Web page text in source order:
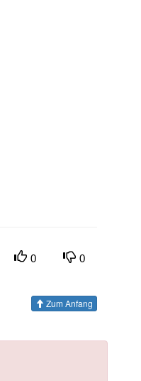
0 0
Zum Anfang